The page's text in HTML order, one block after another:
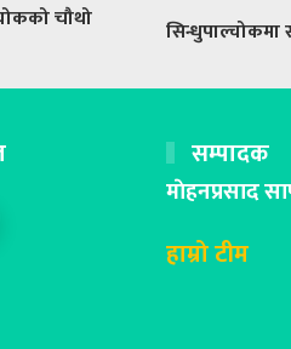
चौथो
सिन्धुपाल्चोकमा
सम्पादक
माेहनप्रसाद
हाम्रो टीम